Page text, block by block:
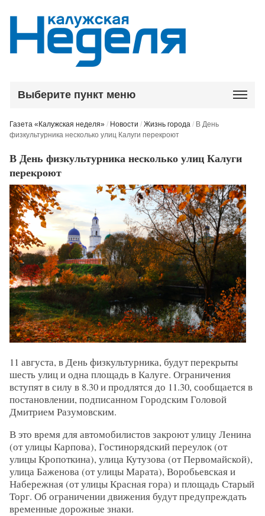
Выберите пункт меню
Газета «Калужская неделя» / Новости /Жизнь города / В День
физкультурника несколько улиц Калуги перекроют
В День физкультурника несколько улиц Калуги
перекроют
11 августа, в День физкультурника, будут перекрыты
шесть улиц и одна площадь в Калуге. Ограничения
вступят в силу в 8.30 и продлятся до 11.30, сообщается в
постановлении, подписанном Городским Головой
Дмитрием Разумовским.
В это время для автомобилистов закроют улицу Ленина
(от улицы Карпова), Гостинорядский переулок (от
улицы Кропоткина), улица Кутузова (от Первомайской),
улица Баженова (от улицы Марата), Воробьевская и
Набережная (от улицы Красная гора) и площадь Старый
Торг. Об ограничении движения будут предупреждать
временные дорожные знаки.